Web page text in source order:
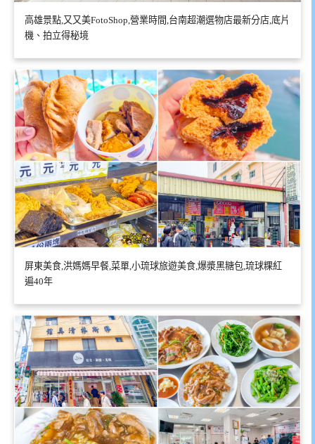
高雄景點,又又美FotoShop,營業時間,台南超潮選物店最新分店,底片
機、拍立得秘境
屏東美食,洪媽媽早餐,菜單,小琉球旅遊美食,爆漿黑糖包,琉球粿紅
遍40年